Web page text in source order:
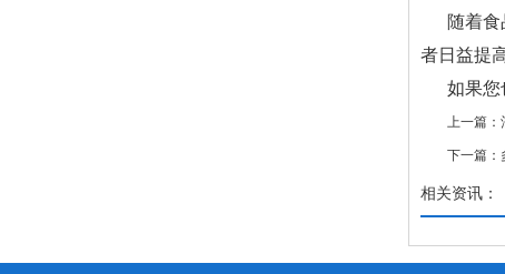
随着
者日益提
如果您
上一篇：
下一篇：
相关资讯：